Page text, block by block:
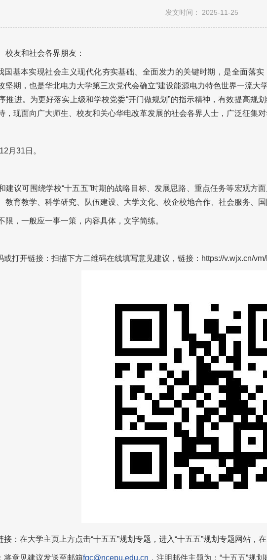
发文时间： 2025-11-25
校友和社会各界朋友：
国基本实现社会主义现代化夯实基础、全面发力的关键时期，是全面落
坚期，也是华北电力大学第三次党代会确立“建设能源电力特色世界一流大
推进。为更好落实上级和学校党委“开门做规划”的指示精神，有效提高规
，现面向广大师生、校友和关心华电改革发展的社会各界人士，广泛征集对
月31日。
建议可围绕学校“十五五”时期的战略目标、发展思路、重点任务等宏观方
教育教学、科学研究、队伍建设、大学文化、校企校地合作、社会服务、
限，一般应一事一策，内容具体，文字简练。
或打开链接：扫描下方二维码在线填写意见建议，链接： https://v.wjx.cn/
：在大学主页上方点击“十五五”规划专题，进入“十五五”规划专题网站，在
将意见建议发送至邮箱fgc@ncepu.edu.cn ，注明邮件主题为：“十五五”规划